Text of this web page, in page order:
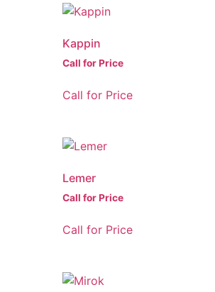
Kappin
Call for Price
Call for Price
Lemer
Call for Price
Call for Price